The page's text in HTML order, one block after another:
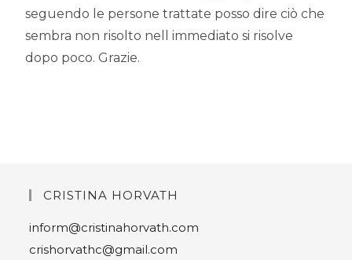
seguendo le persone trattate posso dire ciò che
sembra non risolto nell immediato si risolve
dopo poco. Grazie.
CRISTINA HORVATH
inform@cristinahorvath.com
crishorvathc@gmail.com